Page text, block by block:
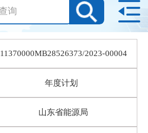
11370000MB28526373/2023-00004
年度计划
山东省能源局